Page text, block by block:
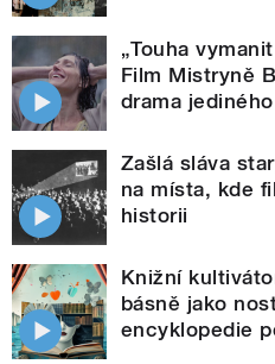
„Touha
Film Mistryně
drama
Zašlá sláva
na místa, kde
historii
Knižní
básně jako
encyklopedie